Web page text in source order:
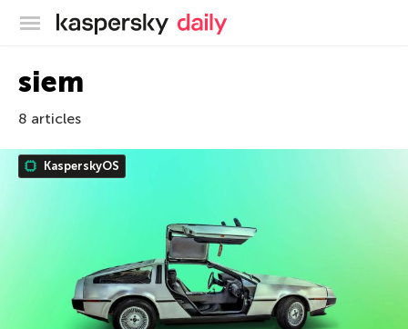
Blog officiel de Kaspersky
siem
8 articles
KasperskyOS